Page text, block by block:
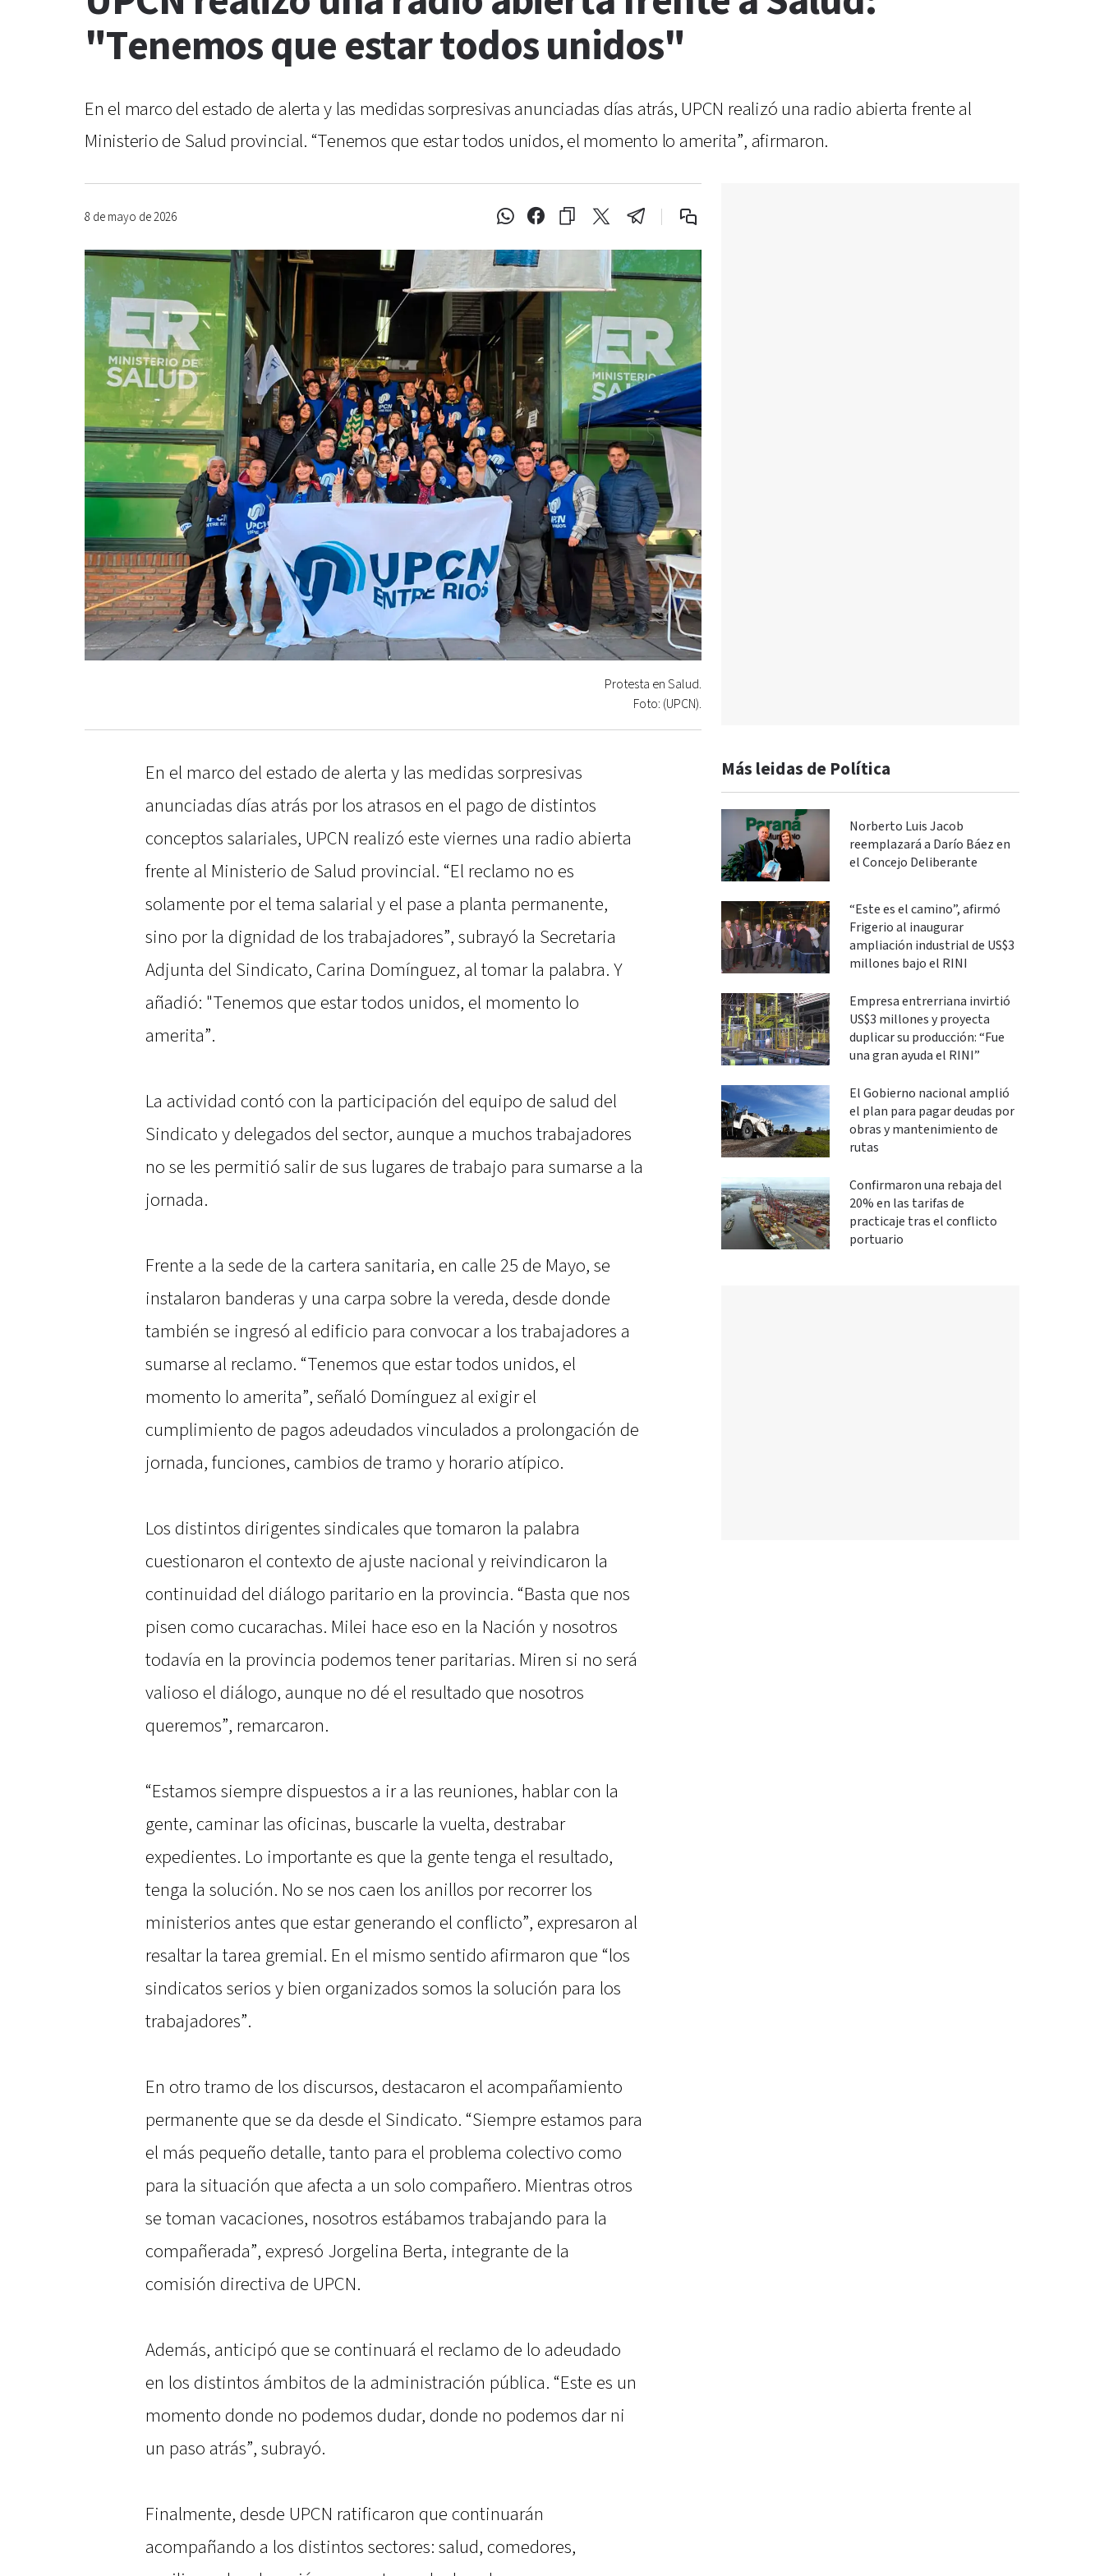
"Tenemos que estar todos unidos"
En el marco del estado de alerta y las medidas sorpresivas anunciadas días atrás, UPCN realizó una radio abierta frente al
Ministerio de Salud provincial. “Tenemos que estar todos unidos, el momento lo amerita”, afirmaron.
8 de mayo de 2026
Protesta en Salud.
Foto: (UPCN).
En el marco del estado de alerta y las medidas sorpresivas
anunciadas días atrás por los atrasos en el pago de distintos
conceptos salariales, UPCN realizó este viernes una radio abierta
frente al Ministerio de Salud provincial. “El reclamo no es
solamente por el tema salarial y el pase a planta permanente,
sino por la dignidad de los trabajadores”, subrayó la Secretaria
Adjunta del Sindicato, Carina Domínguez, al tomar la palabra. Y
añadió: "Tenemos que estar todos unidos, el momento lo
amerita”.
La actividad contó con la participación del equipo de salud del
Sindicato y delegados del sector, aunque a muchos trabajadores
no se les permitió salir de sus lugares de trabajo para sumarse a la
jornada.
Frente a la sede de la cartera sanitaria, en calle 25 de Mayo, se
instalaron banderas y una carpa sobre la vereda, desde donde
también se ingresó al edificio para convocar a los trabajadores a
sumarse al reclamo. “Tenemos que estar todos unidos, el
momento lo amerita”, señaló Domínguez al exigir el
cumplimiento de pagos adeudados vinculados a prolongación de
jornada, funciones, cambios de tramo y horario atípico.
Los distintos dirigentes sindicales que tomaron la palabra
cuestionaron el contexto de ajuste nacional y reivindicaron la
continuidad del diálogo paritario en la provincia. “Basta que nos
pisen como cucarachas. Milei hace eso en la Nación y nosotros
todavía en la provincia podemos tener paritarias. Miren si no será
valioso el diálogo, aunque no dé el resultado que nosotros
queremos”, remarcaron.
“Estamos siempre dispuestos a ir a las reuniones, hablar con la
gente, caminar las oficinas, buscarle la vuelta, destrabar
expedientes. Lo importante es que la gente tenga el resultado,
tenga la solución. No se nos caen los anillos por recorrer los
ministerios antes que estar generando el conflicto”, expresaron al
resaltar la tarea gremial. En el mismo sentido afirmaron que “los
sindicatos serios y bien organizados somos la solución para los
trabajadores”.
En otro tramo de los discursos, destacaron el acompañamiento
permanente que se da desde el Sindicato. “Siempre estamos para
el más pequeño detalle, tanto para el problema colectivo como
para la situación que afecta a un solo compañero. Mientras otros
se toman vacaciones, nosotros estábamos trabajando para la
compañerada”, expresó Jorgelina Berta, integrante de la
comisión directiva de UPCN.
Además, anticipó que se continuará el reclamo de lo adeudado
en los distintos ámbitos de la administración pública. “Este es un
momento donde no podemos dudar, donde no podemos dar ni
un paso atrás”, subrayó.
Finalmente, desde UPCN ratificaron que continuarán
acompañando a los distintos sectores: salud, comedores,
Más leidas de Política
Norberto Luis Jacob
reemplazará a Darío Báez en
el Concejo Deliberante
“Este es el camino”, afirmó
Frigerio al inaugurar
ampliación industrial de US$3
millones bajo el RINI
Empresa entrerriana invirtió
US$3 millones y proyecta
duplicar su producción: “Fue
una gran ayuda el RINI”
El Gobierno nacional amplió
el plan para pagar deudas por
obras y mantenimiento de
rutas
Confirmaron una rebaja del
20% en las tarifas de
practicaje tras el conflicto
portuario